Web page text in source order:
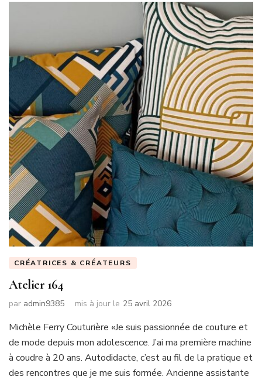
CRÉATRICES & CRÉATEURS
Atelier 164
par admin9385 mis à jour le 25 avril 2026
Michèle Ferry Couturière «Je suis passionnée de couture et
de mode depuis mon adolescence. J’ai ma première machine
à coudre à 20 ans. Autodidacte, c’est au fil de la pratique et
des rencontres que je me suis formée. Ancienne assistante